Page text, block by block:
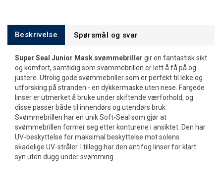
Beskrivelse Spørsmål og svar
Super Seal Junior Mask svømmebriller gir en fantastisk sikt
og komfort, samtidig som svømmebrillen er lett å få på og
justere. Utrolig gode svømmebriller som er perfekt til leke og
utforsking på stranden - en dykkermaske uten nese. Fargede
linser er utmerket å bruke under skiftende værforhold, og
disse passer både til innendørs og utendørs bruk
Svømmebrillen har en unik Soft-Seal som gjør at
svømmebrillen former seg etter konturene i ansiktet. Den har
UV-beskyttelse for maksimal beskyttelse mot solens
skadelige UV-stråler. I tillegg har den antifog linser for klart
syn uten dugg under svømming.